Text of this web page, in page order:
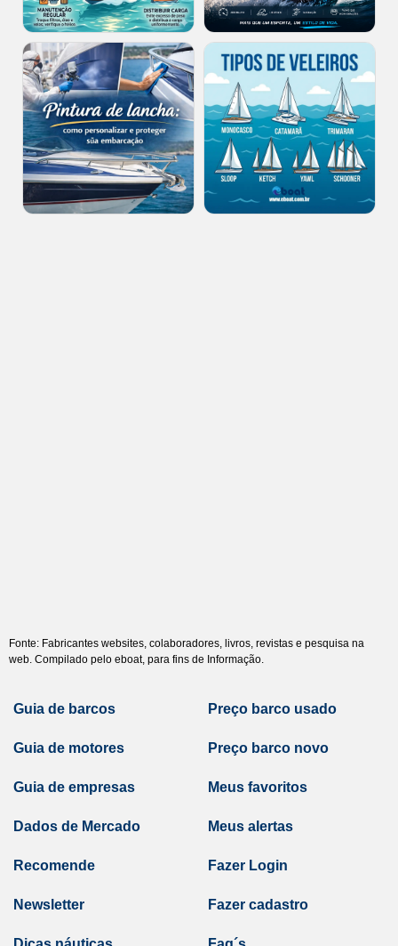
Fonte: Fabricantes websites, colaboradores, livros, revistas e pesquisa na
web. Compilado pelo eboat, para fins de Informação.
Guia de barcos
Guia de motores
Guia de empresas
Dados de Mercado
Preço barco usado
Preço barco novo
Meus favoritos
Meus alertas
Recomende
Newsletter
Fazer Login
Fazer cadastro